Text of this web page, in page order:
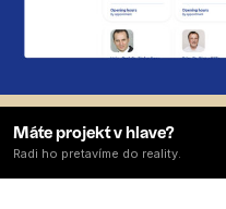
Máte projekt v hlave?
Radi ho pretavíme do reality.